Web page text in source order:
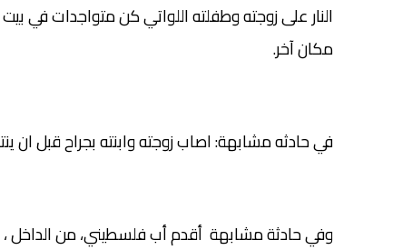
النار على زوجته وطفلته اللواتي كن متواجدات في
مكان آخر.
في حادثه مشابهة: اصاب زوجته وابنته بجراح قبل ان
وفي حادثة مشابهة أقدم أب فلسطيني، من الداخل ،